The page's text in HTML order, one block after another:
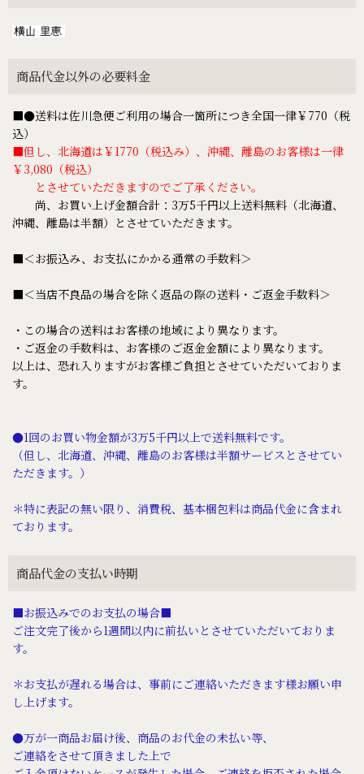
商品代金以外の必要料金
■●送料は佐川急便ご利用の場合一箇所につき全国一律￥770（税
込）
■但し、北海道は￥1770（税込み）、沖縄、離島のお客様は一律
￥3,080（税込）
とさせていただきますのでご了承ください。
尚、お買い上げ金額合計：3万5千円以上送料無料（北海道、
沖縄、離島は半額）とさせていただきます。
■＜お振込み、お支払にかかる通常の手数料＞
■＜当店不良品の場合を除く返品の際の送料・ご返金手数料＞
・この場合の送料はお客様の地域により異なります。
・ご返金の手数料は、お客様のご返金金額により異なります。
以上は、恐れ入りますがお客様ご負担とさせていただいておりま
す。
●1回のお買い物金額が3万5千円以上で送料無料です。
（但し、北海道、沖縄、離島のお客様は半額サービスとさせてい
ただきます。）
＊特に表記の無い限り、消費税、基本梱包料は商品代金に含まれ
ております。
商品代金の支払い時期
■お振込みでのお支払の場合■
ご注文完了後から1週間以内に前払いとさせていただいておりま
す。
＊お支払が遅れる場合は、事前にご連絡いただきます様お願い申
し上げます。
●万が一商品お届け後、商品のお代金の未払い等、
ご連絡をさせて頂きました上で